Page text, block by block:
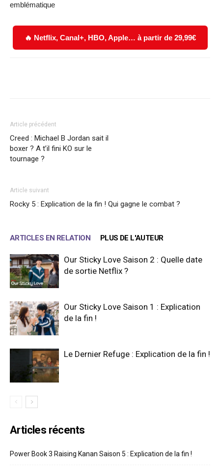
emblématique
🔥 Netflix, Canal+, HBO, Apple… à partir de 29,99€
Article précédent
Creed : Michael B Jordan sait il
boxer ? A t’il fini KO sur le
tournage ?
Article suivant
Rocky 5 : Explication de la fin ! Qui gagne le combat ?
ARTICLES EN RELATION PLUS DE L'AUTEUR
Our Sticky Love Saison 2 : Quelle date
de sortie Netflix ?
Our Sticky Love Saison 1 : Explication
de la fin !
Le Dernier Refuge : Explication de la fin !
Articles récents
Power Book 3 Raising Kanan Saison 5 : Explication de la fin !